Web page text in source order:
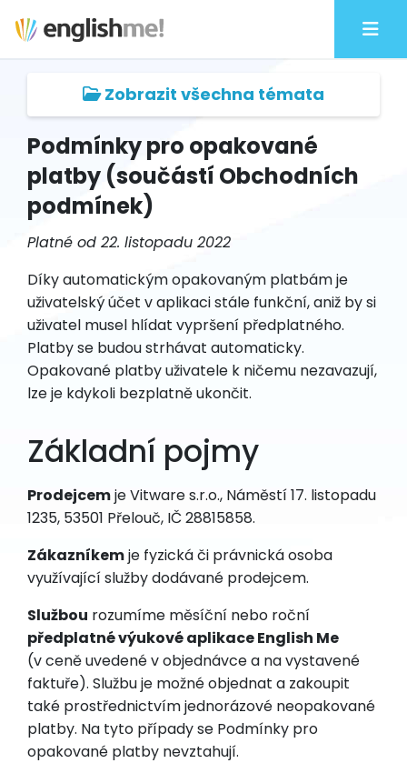
Zobrazit všechna témata
Podmínky pro opakované
platby (součástí Obchodních
podmínek)
Platné od 22. listopadu 2022
Díky automatickým opakovaným platbám je
uživatelský účet v aplikaci stále funkční, aniž by si
uživatel musel hlídat vypršení předplatného.
Platby se budou strhávat automaticky.
Opakované platby uživatele k ničemu nezavazují,
lze je kdykoli bezplatně ukončit.
Základní pojmy
Prodejcemje Vitware s.r.o., Náměstí 17. listopadu
1235, 53501 Přelouč, IČ 28815858.
Zákazníkemje fyzická či právnická osoba
využívající služby dodávané prodejcem.
Službou rozumíme měsíční nebo roční
předplatné výukové aplikace English Me
(v ceně uvedené v objednávce a na vystavené
faktuře). Službu je možné objednat a zakoupit
také prostřednictvím jednorázové neopakované
platby. Na tyto případy se Podmínky pro
opakované platby nevztahují.